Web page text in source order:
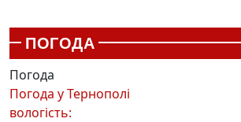
ПОГОДА
Погода
Погода уТернополі
вологість: